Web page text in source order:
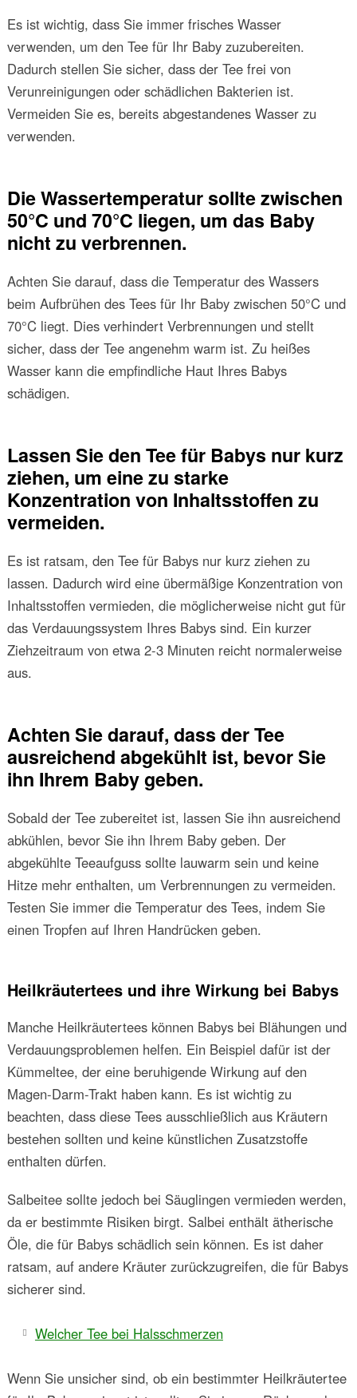
Es ist wichtig, dass Sie immer frisches Wasser
verwenden, um den Tee für Ihr Baby zuzubereiten.
Dadurch stellen Sie sicher, dass der Tee frei von
Verunreinigungen oder schädlichen Bakterien ist.
Vermeiden Sie es, bereits abgestandenes Wasser zu
verwenden.
Die Wassertemperatur sollte zwischen
50°C und 70°C liegen, um das Baby
nicht zu verbrennen.
Achten Sie darauf, dass die Temperatur des Wassers
beim Aufbrühen des Tees für Ihr Baby zwischen 50°C und
70°C liegt. Dies verhindert Verbrennungen und stellt
sicher, dass der Tee angenehm warm ist. Zu heißes
Wasser kann die empfindliche Haut Ihres Babys
schädigen.
Lassen Sie den Tee für Babys nur kurz
ziehen, um eine zu starke
Konzentration von Inhaltsstoffen zu
vermeiden.
Es ist ratsam, den Tee für Babys nur kurz ziehen zu
lassen. Dadurch wird eine übermäßige Konzentration von
Inhaltsstoffen vermieden, die möglicherweise nicht gut für
das Verdauungssystem Ihres Babys sind. Ein kurzer
Ziehzeitraum von etwa 2-3 Minuten reicht normalerweise
aus.
Achten Sie darauf, dass der Tee
ausreichend abgekühlt ist, bevor Sie
ihn Ihrem Baby geben.
Sobald der Tee zubereitet ist, lassen Sie ihn ausreichend
abkühlen, bevor Sie ihn Ihrem Baby geben. Der
abgekühlte Teeaufguss sollte lauwarm sein und keine
Hitze mehr enthalten, um Verbrennungen zu vermeiden.
Testen Sie immer die Temperatur des Tees, indem Sie
einen Tropfen auf Ihren Handrücken geben.
Heilkräutertees und ihre Wirkung bei Babys
Manche Heilkräutertees können Babys bei Blähungen und
Verdauungsproblemen helfen. Ein Beispiel dafür ist der
Kümmeltee, der eine beruhigende Wirkung auf den
Magen-Darm-Trakt haben kann. Es ist wichtig zu
beachten, dass diese Tees ausschließlich aus Kräutern
bestehen sollten und keine künstlichen Zusatzstoffe
enthalten dürfen.
Salbeitee sollte jedoch bei Säuglingen vermieden werden,
da er bestimmte Risiken birgt. Salbei enthält ätherische
Öle, die für Babys schädlich sein können. Es ist daher
ratsam, auf andere Kräuter zurückzugreifen, die für Babys
sicherer sind.
Welcher Tee bei Halsschmerzen
Wenn Sie unsicher sind, ob ein bestimmter Heilkräutertee